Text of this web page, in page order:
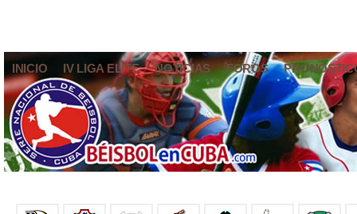
INICIO IV LIGA ELITE NOTICIAS FOROS